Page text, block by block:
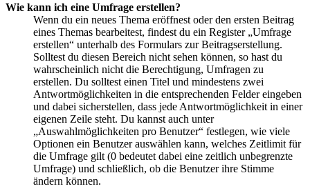
Wie kann ich eine Umfrage erstellen?
Wenn du ein neues Thema eröffnest oder den ersten Beitrag
eines Themas bearbeitest, findest du ein Register „Umfrage
erstellen“ unterhalb des Formulars zur Beitragserstellung.
Solltest du diesen Bereich nicht sehen können, so hast du
wahrscheinlich nicht die Berechtigung, Umfragen zu
erstellen. Du solltest einen Titel und mindestens zwei
Antwortmöglichkeiten in die entsprechenden Felder eingeben
und dabei sicherstellen, dass jede Antwortmöglichkeit in einer
eigenen Zeile steht. Du kannst auch unter
„Auswahlmöglichkeiten pro Benutzer“ festlegen, wie viele
Optionen ein Benutzer auswählen kann, welches Zeitlimit für
die Umfrage gilt (0 bedeutet dabei eine zeitlich unbegrenzte
Umfrage) und schließlich, ob die Benutzer ihre Stimme
ändern können.